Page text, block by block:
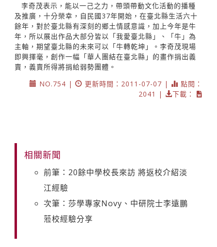
李奇茂表示，能以一己之力，帶頭帶動文化活動的播種
及推廣，十分榮幸，自民國37年開始，在臺北縣生活六十
餘年，對於臺北縣有深刻的鄉土情感意識，加上今年是牛
年，所以展出作品大部分皆以「我愛臺北縣」、「牛」為
主軸，期望臺北縣的未來可以「牛轉乾坤」。李奇茂現場
即興揮毫，創作一幅「華人團結在臺北縣」的畫作捐出義
賣，義賣所得將捐給弱勢團體。
NO.754 |
更新時間：2011-07-07 |
點閱：
2041 |
下載：
相關新聞
前筆：20餘中學校長來訪 將返校介紹淡
江經驗
次筆：莎學專家Novy、中研院士李遠鵬
蒞校經驗分享